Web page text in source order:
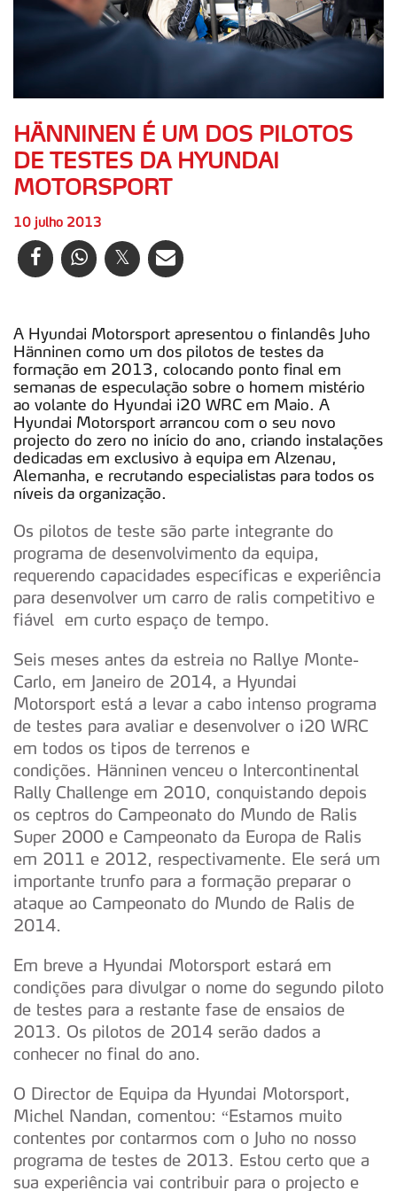
HÄNNINEN É UM DOS PILOTOS
DE TESTES DA HYUNDAI
MOTORSPORT
10 julho 2013
A Hyundai Motorsport apresentou o finlandês Juho
Hänninen como um dos pilotos de testes da
formação em 2013, colocando ponto final em
semanas de especulação sobre o homem mistério
ao volante do Hyundai i20 WRC em Maio. A
Hyundai Motorsport arrancou com o seu novo
projecto do zero no início do ano, criando instalações
dedicadas em exclusivo à equipa em Alzenau,
Alemanha, e recrutando especialistas para todos os
níveis da organização.
Os pilotos de teste são parte integrante do
programa de desenvolvimento da equipa,
requerendo capacidades específicas e experiência
para desenvolver um carro de ralis competitivo e
fiável em curto espaço de tempo.
Seis meses antes da estreia no Rallye Monte-
Carlo, em Janeiro de 2014, a Hyundai
Motorsport está a levar a cabo intenso programa
de testes para avaliar e desenvolver o i20 WRC
em todos os tipos de terrenos e
condições. Hänninen venceu o Intercontinental
Rally Challenge em 2010, conquistando depois
os ceptros do Campeonato do Mundo de Ralis
Super 2000 e Campeonato da Europa de Ralis
em 2011 e 2012, respectivamente. Ele será um
importante trunfo para a formação preparar o
ataque ao Campeonato do Mundo de Ralis de
2014.
Em breve a Hyundai Motorsport estará em
condições para divulgar o nome do segundo piloto
de testes para a restante fase de ensaios de
2013. Os pilotos de 2014 serão dados a
conhecer no final do ano.
O Director de Equipa da Hyundai Motorsport,
Michel Nandan, comentou: “Estamos muito
contentes por contarmos com o Juho no nosso
programa de testes de 2013. Estou certo que a
sua experiência vai contribuir para o projecto e